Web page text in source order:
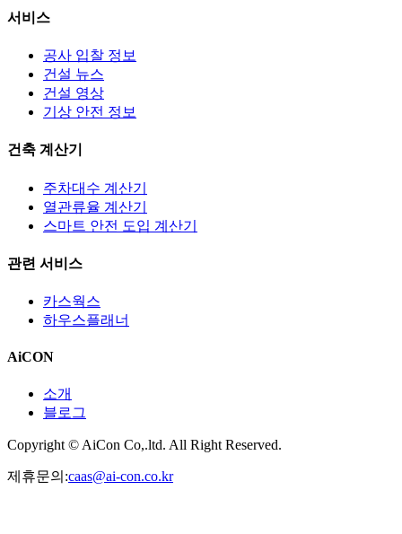
서비스
공사 입찰 정보
건설 뉴스
건설 영상
기상 안전 정보
건축 계산기
주차대수 계산기
열관류율 계산기
스마트 안전 도입 계산기
관련 서비스
카스웍스
하우스플래너
AiCON
소개
블로그
Copyright © AiCon Co,.ltd. All Right Reserved.
제휴문의:caas@ai-con.co.kr